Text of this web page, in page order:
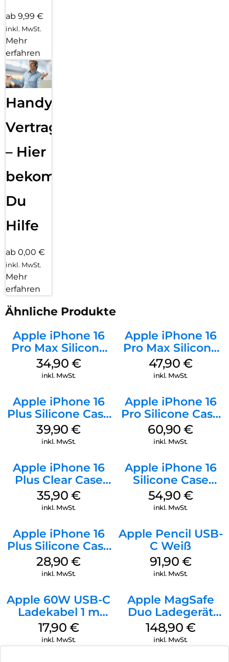
ab 9,99 €
inkl. MwSt.
Mehr
erfahren
Handy
Vertragsabwicklung
– Hier
bekommst
Du
Hilfe
ab 0,00 €
inkl. MwSt.
Mehr
erfahren
Ähnliche Produkte
Apple iPhone 16
Pro Max Silicone
Case MagSafe
Denim
34,90 €
inkl. MwSt.
Apple iPhone 16
Pro Max Silicone
Case MagSafe
Black
47,90 €
inkl. MwSt.
Apple iPhone 16
Plus Silicone Case
MagSafe Plum
39,90€
inkl. MwSt.
Apple iPhone 16
Pro Silicone Case
MagSafe Stone
Gray
60,90€
inkl. MwSt.
Apple iPhone 16
Plus Clear Case
MagSafe
Transparent
35,90 €
inkl. MwSt.
Apple iPhone 16
Silicone Case
MagSafe Lake
Green
54,90 €
inkl. MwSt.
Apple iPhone 16
Plus Silicone Case
MagSafe Black
28,90€
inkl. MwSt.
Apple Pencil USB-
C Weiß
91,90 €
inkl. MwSt.
Apple 60W USB-C
Ladekabel 1 m
Weiß
17,90 €
inkl. MwSt.
Apple MagSafe
Duo Ladegerät
Weiß
148,90 €
inkl. MwSt.